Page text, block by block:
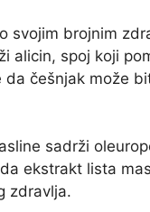
svojim brojnim
alicin, spoj koji
češnjak može
sadrži
ekstrakt lista
zdravlja.